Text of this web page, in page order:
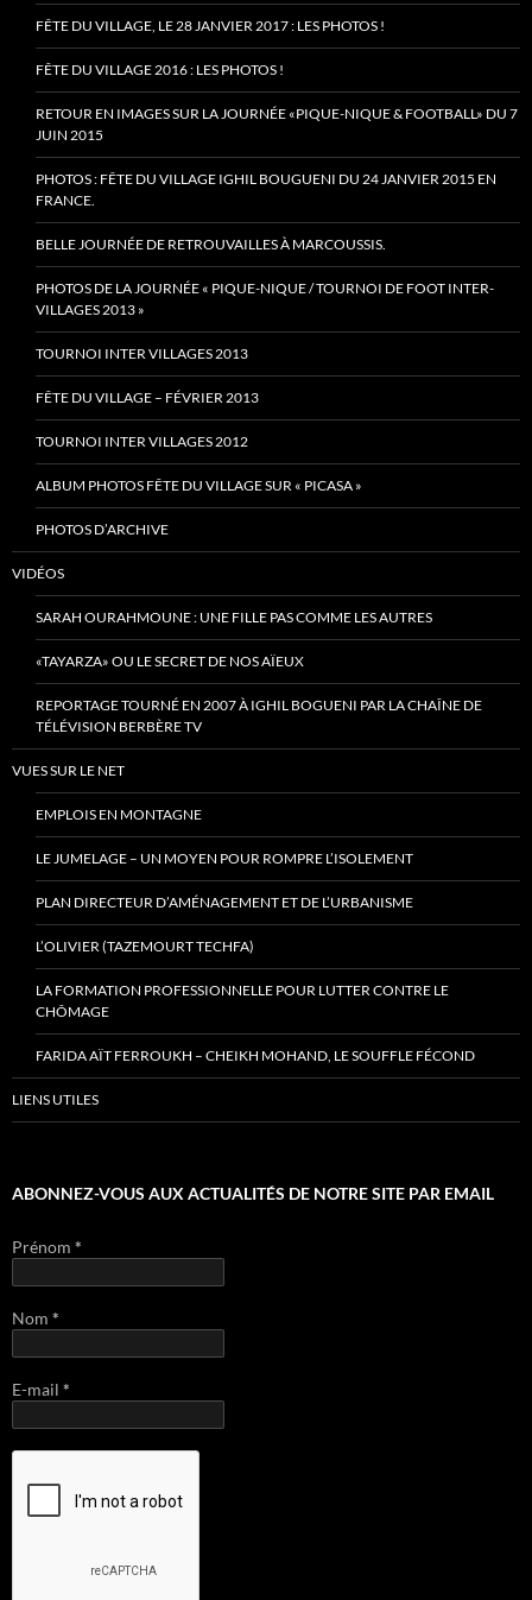
FÊTE DU VILLAGE, LE 28 JANVIER 2017 : LES PHOTOS !
FÊTE DU VILLAGE 2016 : LES PHOTOS !
RETOUR EN IMAGES SUR LA JOURNÉE «PIQUE-NIQUE & FOOTBALL» DU 7
JUIN 2015
PHOTOS : FÊTE DU VILLAGE IGHIL BOUGUENI DU 24 JANVIER 2015 EN
FRANCE.
BELLE JOURNÉE DE RETROUVAILLES À MARCOUSSIS.
PHOTOS DE LA JOURNÉE « PIQUE-NIQUE / TOURNOI DE FOOT INTER-
VILLAGES 2013 »
TOURNOI INTER VILLAGES 2013
FÊTE DU VILLAGE – FÉVRIER 2013
TOURNOI INTER VILLAGES 2012
ALBUM PHOTOS FÊTE DU VILLAGE SUR « PICASA »
PHOTOS D’ARCHIVE
VIDÉOS
SARAH OURAHMOUNE : UNE FILLE PAS COMME LES AUTRES
«TAYARZA» OU LE SECRET DE NOS AÏEUX
REPORTAGE TOURNÉ EN 2007 À IGHIL BOGUENI PAR LA CHAÎNE DE
TÉLÉVISION BERBÈRE TV
VUES SUR LE NET
EMPLOIS EN MONTAGNE
LE JUMELAGE – UN MOYEN POUR ROMPRE L’ISOLEMENT
PLAN DIRECTEUR D’AMÉNAGEMENT ET DE L’URBANISME
L’OLIVIER (TAZEMOURT TECHFA)
LA FORMATION PROFESSIONNELLE POUR LUTTER CONTRE LE
CHÔMAGE
FARIDA AÏT FERROUKH – CHEIKH MOHAND, LE SOUFFLE FÉCOND
LIENS UTILES
ABONNEZ-VOUS AUX ACTUALITÉS DE NOTRE SITE PAR EMAIL
Prénom *
Nom *
E-mail *